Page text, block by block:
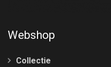
Webshop
Collectie